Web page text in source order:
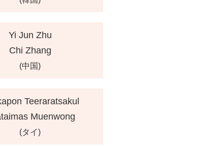
Yi Jun Zhu
Chi Zhang
(中国)
Teeraratsakul
Muenwong
(タイ)